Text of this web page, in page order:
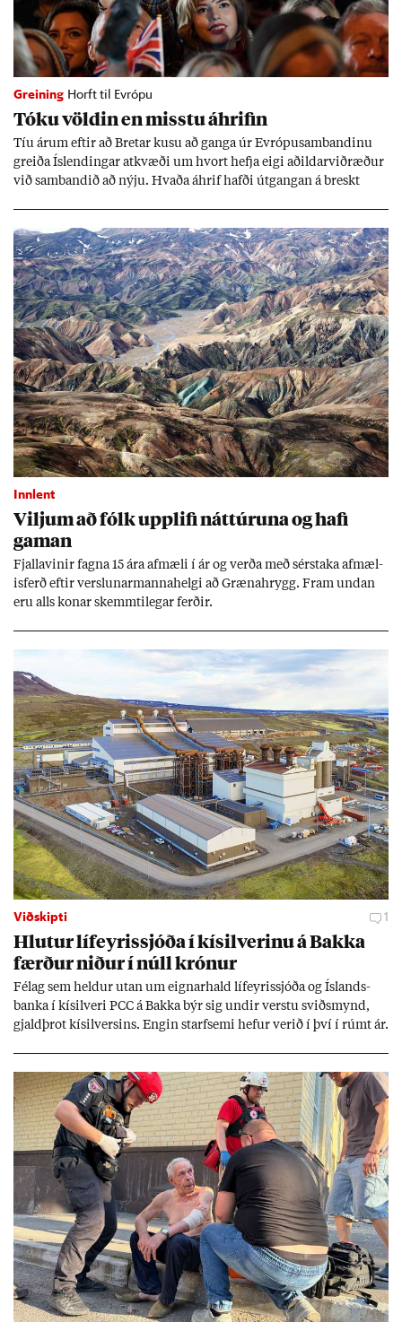
Greining Horft til Evrópu
Tóku völd­in en misstu áhrif­in
Tíu ár­um eft­ir að Bret­ar kusu að ganga úr Evr­ópu­sam­band­inu
greiða Ís­lend­ing­ar at­kvæði um hvort hefja eigi að­ild­ar­við­ræð­ur
við sam­band­ið að nýju. Hvaða áhrif hafði út­gang­an á breskt
Innlent
Vilj­um að fólk upp­lifi nátt­úr­una og hafi
gam­an
Fjalla­vin­ir fagna 15 ára af­mæli í ár og verða með sér­staka af­mæl­
is­ferð eft­ir versl­un­ar­manna­helgi að Græna­hrygg. Fram und­an
eru alls kon­ar skemmti­leg­ar ferð­ir.
Viðskipti 1
Hlut­ur líf­eyr­is­sjóða í kís­il­ver­inu á Bakka
færð­ur nið­ur í núll krón­ur
Fé­lag sem held­ur ut­an um eign­ar­hald líf­eyr­is­sjóða og Ís­lands­
banka í kís­il­veri PCC á Bakka býr sig und­ir verstu sviðs­mynd,
gjald­þrot kís­il­vers­ins. Eng­in starf­semi hef­ur ver­ið í því í rúmt ár.